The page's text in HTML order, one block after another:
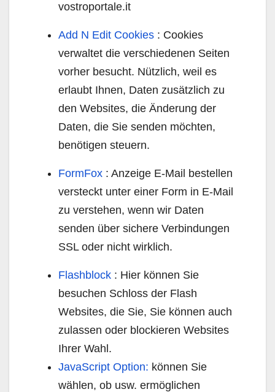
vostroportale.it
Add N Edit Cookies : Cookies
verwaltet die verschiedenen Seiten
vorher besucht. Nützlich, weil es
erlaubt Ihnen, Daten zusätzlich zu
den Websites, die Änderung der
Daten, die Sie senden möchten,
benötigen steuern.
FormFox : Anzeige E-Mail bestellen
versteckt unter einer Form in E-Mail
zu verstehen, wenn wir Daten
senden über sichere Verbindungen
SSL oder nicht wirklich.
Flashblock : Hier können Sie
besuchen Schloss der Flash
Websites, die Sie, Sie können auch
zulassen oder blockieren Websites
Ihrer Wahl.
JavaScript Option: können Sie
wählen, ob usw. ermöglichen